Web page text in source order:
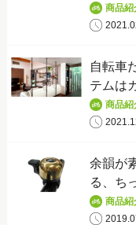
商品紹
自転車
テムは
商品紹
余韻が
る、ち
商品紹